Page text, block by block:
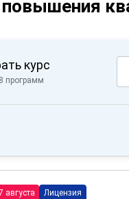
курс
программ
августа Лицензия